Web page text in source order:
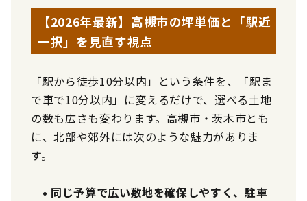
【2026年最新】高槻市の坪単価と「駅近
一択」を見直す視点
「駅から徒歩10分以内」という条件を、「駅ま
で車で10分以内」に変えるだけで、選べる土地
の数も広さも変わります。高槻市・茨木市とも
に、北部や郊外には次のような魅力がありま
す。
• 同じ予算で広い敷地を確保しやすく、駐車